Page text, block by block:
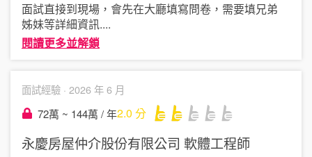
面試直接到現場，會先在大廳填寫問卷，需要填兄弟
姊妹等詳細資訊....
閱讀更多並解鎖
面試經驗 · 2026 年 6 月
72萬 ~ 144萬 / 年2.0 分
永慶房屋仲介股份有限公司 軟體工程師